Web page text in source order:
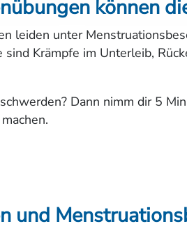
können
leiden unter
sind Krämpfe im Unterleib,
Dann nimm dir 5
und